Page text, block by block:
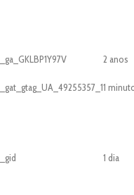
_ga_GKLBP1Y97V
2 anos
_gat_gtag_UA_49255357_11
_gid 1 dia